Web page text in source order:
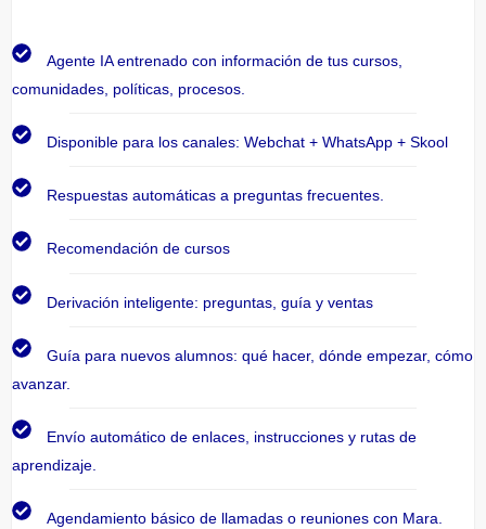
Agente IA entrenado con información de tus cursos,
comunidades, políticas, procesos.
Disponible para los canales: Webchat + WhatsApp + Skool
Respuestas automáticas a preguntas frecuentes.
Recomendación de cursos
Derivación inteligente: preguntas, guía y ventas
Guía para nuevos alumnos: qué hacer, dónde empezar, cómo
avanzar.
Envío automático de enlaces, instrucciones y rutas de
aprendizaje.
Agendamiento básico de llamadas o reuniones con Mara.